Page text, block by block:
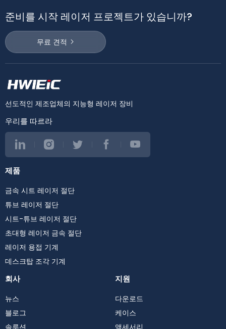
준비를 시작 레이저 프로젝트가 있습니까?
무료 견적
선도적인 제조업체의 지능형 레이저 장비
우리를 따르라
제품
금속 시트 레이저 절단
튜브 레이저 절단
시트-튜브 레이저 절단
초대형 레이저 금속 절단
레이저 용접 기계
데스크탑 조각 기계
회사
뉴스
블로그
솔루션
지원
다운로드
케이스
액세서리